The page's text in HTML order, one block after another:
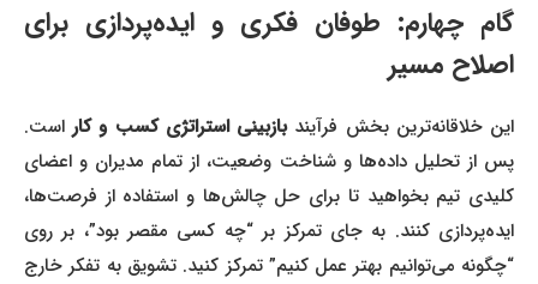
گام چهارم: طوفان فکری و ایده‌پردازی برای
اصلاح مسیر
این خلاقانه‌ترین بخش فرآیندبازبینی استراتژی کسب و کاراست.
پس از تحلیل داده‌ها و شناخت وضعیت، از تمام مدیران و اعضای
کلیدی تیم بخواهید تا برای حل چالش‌ها و استفاده از فرصت‌ها،
ایده‌پردازی کنند. به جای تمرکز بر “چه کسی مقصر بود”، بر روی
“چگونه می‌توانیم بهتر عمل کنیم” تمرکز کنید. تشویق به تفکر خارج